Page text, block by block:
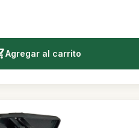
Agregar al carrito